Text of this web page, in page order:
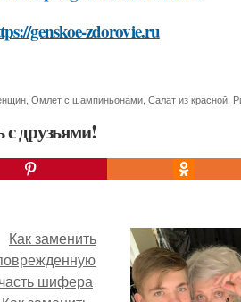
genskoe-zdorovie.ru
Омлет с шампиньонами Салат из красной
друзьями!